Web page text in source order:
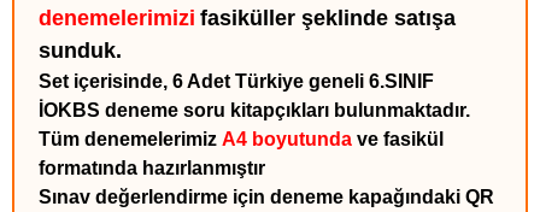
denemelerimizi fasiküller şeklinde satışa
sunduk.
Set içerisinde, 6 Adet Türkiye geneli 6.SINIF
İOKBS deneme soru kitapçıkları bulunmaktadır.
Tüm denemelerimiz A4 boyutunda ve fasikül
formatında hazırlanmıştır
Sınav değerlendirme için deneme kapağındaki QR